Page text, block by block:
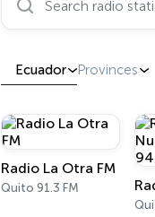
Ecuador Provinces
Radio La Otra FM
Quito 91.3 FM